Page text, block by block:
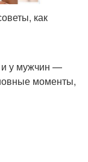
как
и у мужчин —
моменты,